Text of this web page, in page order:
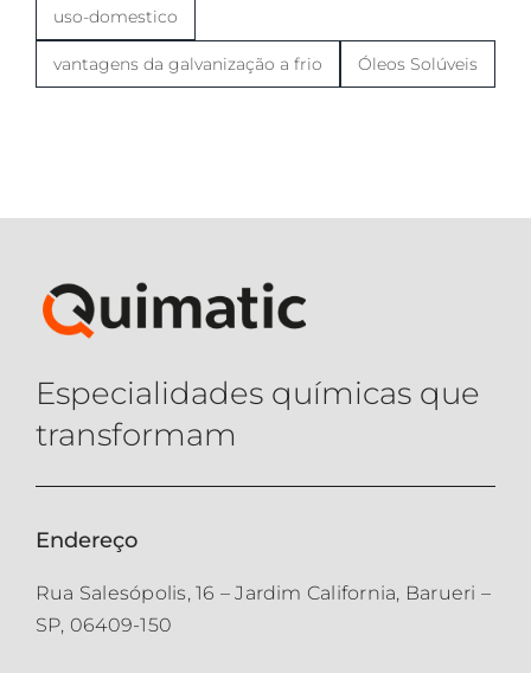
uso-domestico
vantagens da galvanização a frio Óleos Solúveis
Especialidades químicas que
transformam
Endereço
Rua Salesópolis, 16 – Jardim California, Barueri –
SP, 06409-150